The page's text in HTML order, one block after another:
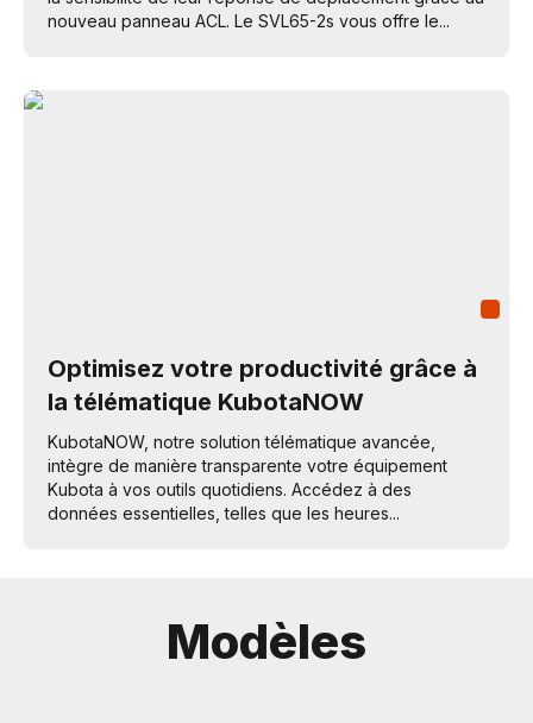
nouveau panneau ACL. Le SVL65-2s vous offre le...
Optimisez votre productivité grâce à
la télématique KubotaNOW
KubotaNOW, notre solution télématique avancée,
intègre de manière transparente votre équipement
Kubota à vos outils quotidiens. Accédez à des
données essentielles, telles que les heures...
Modèles